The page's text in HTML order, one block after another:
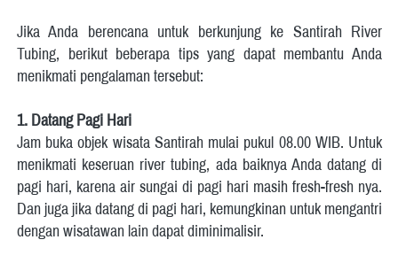
Jika Anda berencana untuk berkunjung ke Santirah River
Tubing, berikut beberapa tips yang dapat membantu Anda
menikmati pengalaman tersebut:
1. Datang Pagi Hari
Jam buka objek wisata Santirah mulai pukul 08.00 WIB. Untuk
menikmati keseruan river tubing, ada baiknya Anda datang di
pagi hari, karena air sungai di pagi hari masih fresh-fresh nya.
Dan juga jika datang di pagi hari, kemungkinan untuk mengantri
dengan wisatawan lain dapat diminimalisir.